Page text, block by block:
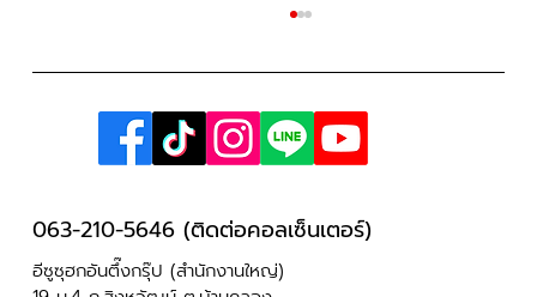
063-210-5646 (ติดต่อคอลเซ็นเตอร์)
อีซูซุฮกอันตึ๊งกรุ๊ป (สำนักงานใหญ่)